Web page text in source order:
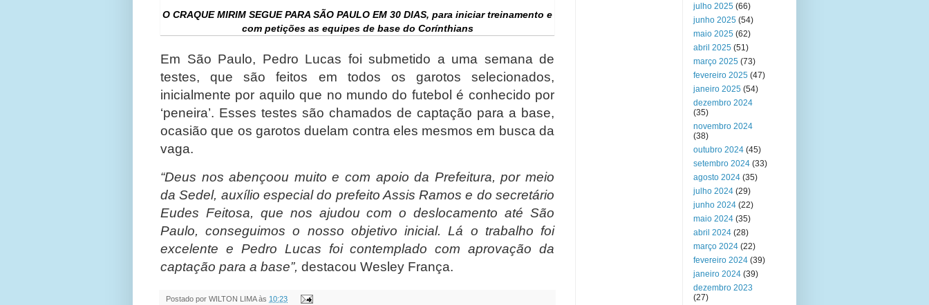
O CRAQUE MIRIM SEGUE PARA SÃO PAULO EM 30 DIAS, para iniciar treinamento e
com petições as equipes de base do Corínthians
Em São Paulo, Pedro Lucas foi submetido a uma semana de
testes, que são feitos em todos os garotos selecionados,
inicialmente por aquilo que no mundo do futebol é conhecido por
‘peneira’. Esses testes são chamados de captação para a base,
ocasião que os garotos duelam contra eles mesmos em busca da
vaga.
“Deus nos abençoou muito e com apoio da Prefeitura, por meio
da Sedel, auxílio especial do prefeito Assis Ramos e do secretário
Eudes Feitosa, que nos ajudou com o deslocamento até São
Paulo, conseguimos o nosso objetivo inicial. Lá o trabalho foi
excelente e Pedro Lucas foi contemplado com aprovação da
captação para a base”, destacou Wesley França.
Postado por WILTON LIMA às 10:23
julho 2025 (66)
junho 2025 (54)
maio 2025 (62)
abril 2025 (51)
março 2025 (73)
fevereiro 2025 (47)
janeiro 2025 (54)
dezembro 2024
(35)
novembro 2024
(38)
outubro 2024 (45)
setembro 2024 (33)
agosto 2024 (35)
julho 2024 (29)
junho 2024 (22)
maio 2024 (35)
abril 2024 (28)
março 2024 (22)
fevereiro 2024 (39)
janeiro 2024 (39)
dezembro 2023
(27)